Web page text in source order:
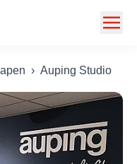
› Auping Studio